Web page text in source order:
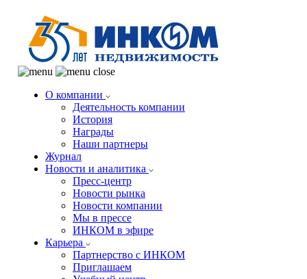
О компании
Деятельность компании
История
Награды
Наши партнеры
Журнал
Новости и аналитика
Пресс-центр
Новости рынка
Новости компании
Мы в прессе
ИНКОМ в эфире
Карьера
Партнерство с ИНКОМ
Приглашаем